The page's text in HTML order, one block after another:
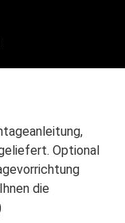
Optional
die